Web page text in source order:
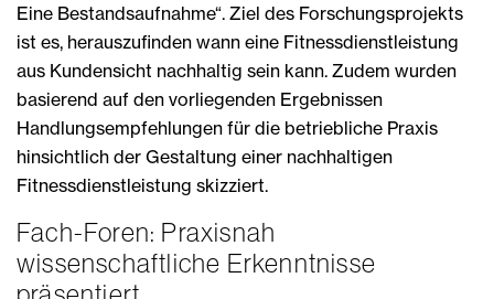
Eine Bestandsaufnahme“. Ziel des Forschungsprojekts
ist es, herauszufinden wann eine Fitnessdienstleistung
aus Kundensicht nachhaltig sein kann. Zudem wurden
basierend auf den vorliegenden Ergebnissen
Handlungsempfehlungen für die betriebliche Praxis
hinsichtlich der Gestaltung einer nachhaltigen
Fitnessdienstleistung skizziert.
Fach-Foren: Praxisnah
wissenschaftliche Erkenntnisse